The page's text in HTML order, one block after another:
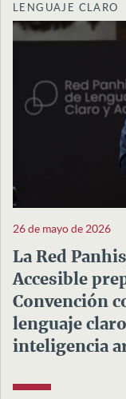
LENGUAJE CLARO
26 de mayo de 2026
La Red
Accesible
Convención
lenguaje
inteligencia